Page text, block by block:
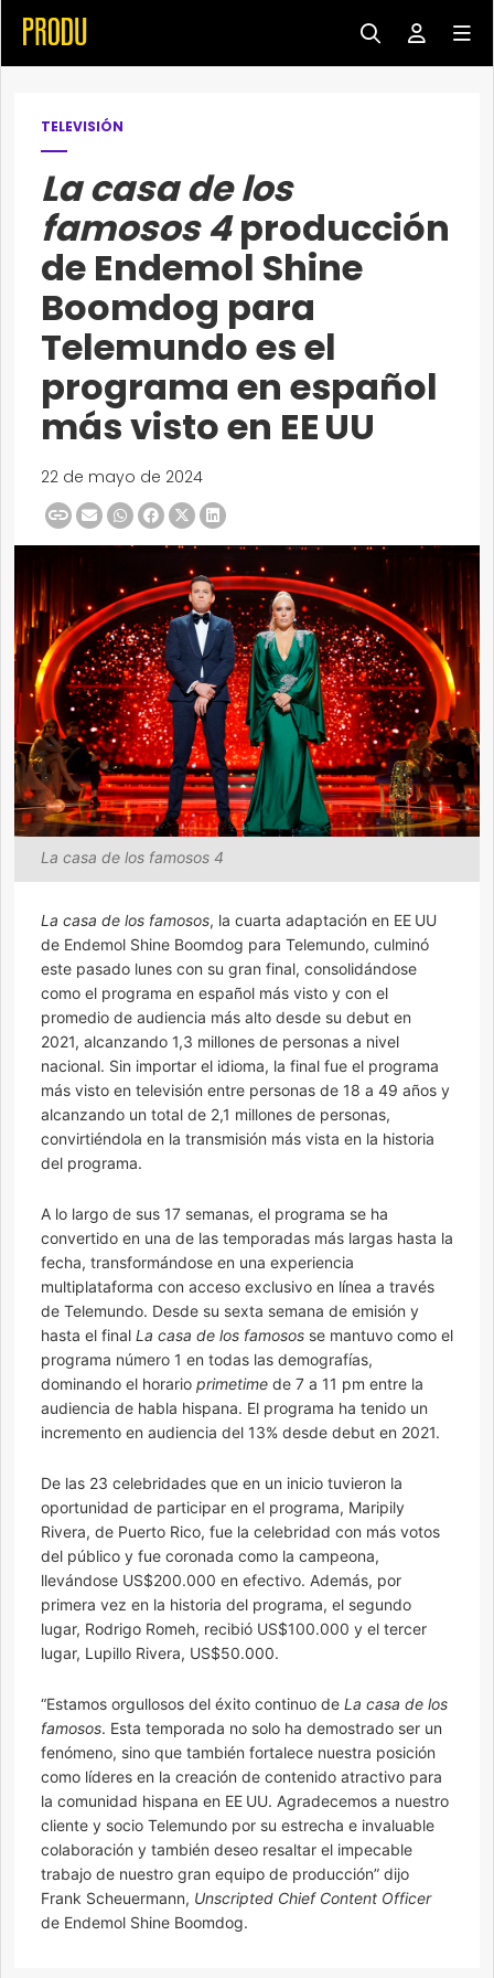
TELEVISIÓN
La casa de los
famosos 4producción
de Endemol Shine
Boomdog para
Telemundo es el
programa en español
más visto en EE UU
22 de mayo de 2024
La casa de los famosos 4
La casa de los famosos, la cuarta adaptación en EE UU
de Endemol Shine Boomdog para Telemundo, culminó
este pasado lunes con su gran final, consolidándose
como el programa en español más visto y con el
promedio de audiencia más alto desde su debut en
2021, alcanzando 1,3 millones de personas a nivel
nacional. Sin importar el idioma, la final fue el programa
más visto en televisión entre personas de 18 a 49 años y
alcanzando un total de 2,1 millones de personas,
convirtiéndola en la transmisión más vista en la historia
del programa.
A lo largo de sus 17 semanas, el programa se ha
convertido en una de las temporadas más largas hasta la
fecha, transformándose en una experiencia
multiplataforma con acceso exclusivo en línea a través
de Telemundo. Desde su sexta semana de emisión y
hasta el final La casa de los famosos se mantuvo como el
programa número 1 en todas las demografías,
dominando el horario primetime de 7 a 11 pm entre la
audiencia de habla hispana. El programa ha tenido un
incremento en audiencia del 13% desde debut en 2021.
De las 23 celebridades que en un inicio tuvieron la
oportunidad de participar en el programa, Maripily
Rivera, de Puerto Rico, fue la celebridad con más votos
del público y fue coronada como la campeona,
llevándose US$200.000 en efectivo. Además, por
primera vez en la historia del programa, el segundo
lugar, Rodrigo Romeh, recibió US$100.000 y el tercer
lugar, Lupillo Rivera, US$50.000.
“Estamos orgullosos del éxito continuo de La casa de los
famosos. Esta temporada no solo ha demostrado ser un
fenómeno, sino que también fortalece nuestra posición
como líderes en la creación de contenido atractivo para
la comunidad hispana en EE UU. Agradecemos a nuestro
cliente y socio Telemundo por su estrecha e invaluable
colaboración y también deseo resaltar el impecable
trabajo de nuestro gran equipo de producción” dijo
Frank Scheuermann, Unscripted Chief Content Officer
de Endemol Shine Boomdog.